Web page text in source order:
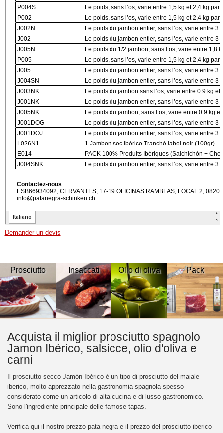
Demander un devis
Prosciutto Insaccati Olio di oliva Pack
Acquista il miglior prosciutto spagnolo
Jamon Ibérico, salsicce, olio d'oliva e
carni
Il prosciutto secco Jamón Ibérico è un tipo di prosciutto del maiale
iberico, molto apprezzato nella gastronomia spagnola spesso
considerato come un articolo di alta cucina e di lusso gastronomico.
Sono l'ingrediente principale delle famose tapas.
Verifica qui il nostro prezzo pata negra e il prezzo del prosciutto iberico